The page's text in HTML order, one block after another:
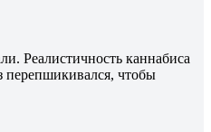
Реалистичность каннабиса
перепшикивался, чтобы